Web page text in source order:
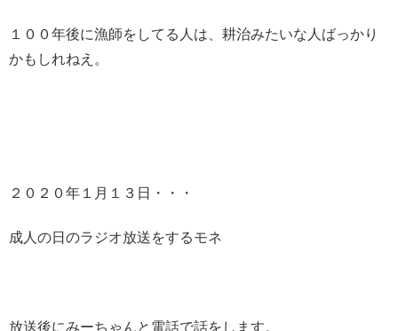
１００年後に漁師をしてる人は、耕治みたいな人ばっかり
かもしれねえ。
２０２０年１月１３日・・・
成人の日のラジオ放送をするモネ
放送後にみーちゃんと電話で話をします。